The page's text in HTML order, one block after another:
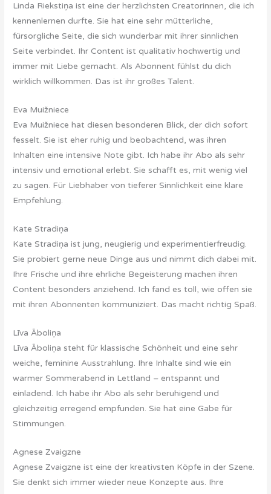
Linda Riekstiņa ist eine der herzlichsten Creatorinnen, die ich
kennenlernen durfte. Sie hat eine sehr mütterliche,
fürsorgliche Seite, die sich wunderbar mit ihrer sinnlichen
Seite verbindet. Ihr Content ist qualitativ hochwertig und
immer mit Liebe gemacht. Als Abonnent fühlst du dich
wirklich willkommen. Das ist ihr großes Talent.
Eva Muižniece
Eva Muižniece hat diesen besonderen Blick, der dich sofort
fesselt. Sie ist eher ruhig und beobachtend, was ihren
Inhalten eine intensive Note gibt. Ich habe ihr Abo als sehr
intensiv und emotional erlebt. Sie schafft es, mit wenig viel
zu sagen. Für Liebhaber von tieferer Sinnlichkeit eine klare
Empfehlung.
Kate Stradiņa
Kate Stradiņa ist jung, neugierig und experimentierfreudig.
Sie probiert gerne neue Dinge aus und nimmt dich dabei mit.
Ihre Frische und ihre ehrliche Begeisterung machen ihren
Content besonders anziehend. Ich fand es toll, wie offen sie
mit ihren Abonnenten kommuniziert. Das macht richtig Spaß.
Līva Āboliņa
Līva Āboliņa steht für klassische Schönheit und eine sehr
weiche, feminine Ausstrahlung. Ihre Inhalte sind wie ein
warmer Sommerabend in Lettland – entspannt und
einladend. Ich habe ihr Abo als sehr beruhigend und
gleichzeitig erregend empfunden. Sie hat eine Gabe für
Stimmungen.
Agnese Zvaigzne
Agnese Zvaigzne ist eine der kreativsten Köpfe in der Szene.
Sie denkt sich immer wieder neue Konzepte aus. Ihre